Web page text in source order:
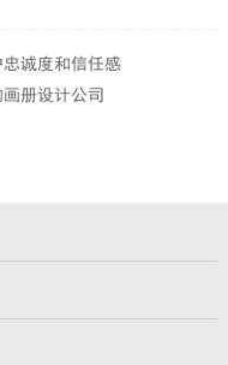
诚度和信任感
册设计公司